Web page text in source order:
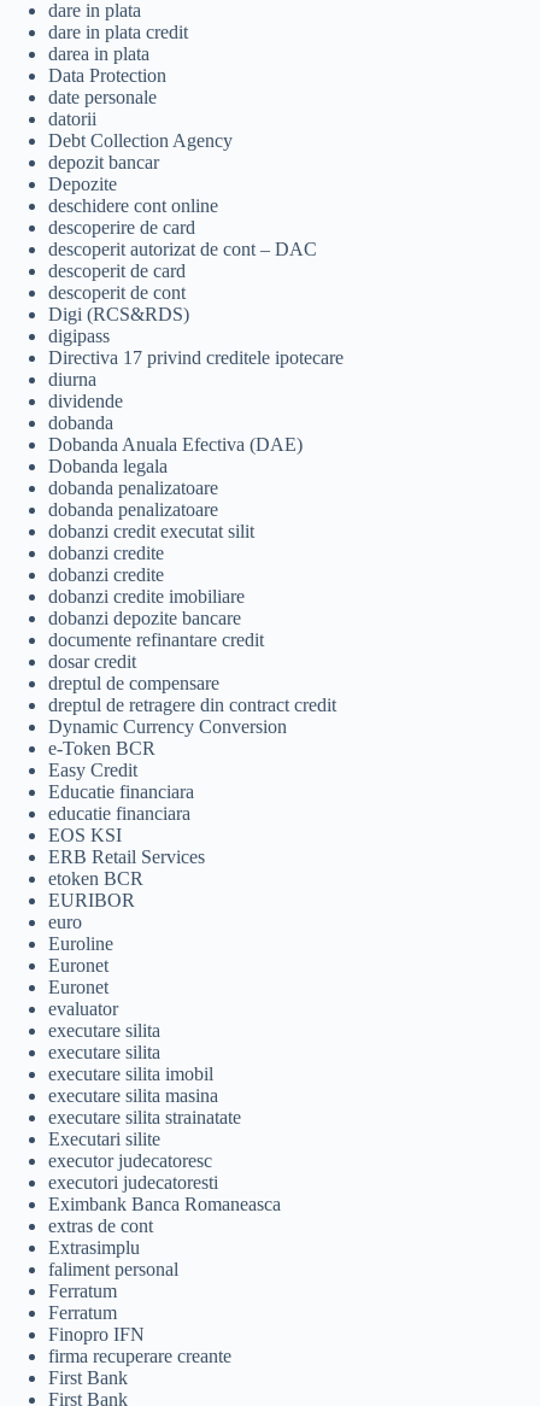
dare in plata
dare in plata credit
darea in plata
Data Protection
date personale
datorii
Debt Collection Agency
depozit bancar
Depozite
deschidere cont online
descoperire de card
descoperit autorizat de cont – DAC
descoperit de card
descoperit de cont
Digi (RCS&RDS)
digipass
Directiva 17 privind creditele ipotecare
diurna
dividende
dobanda
Dobanda Anuala Efectiva (DAE)
Dobanda legala
dobanda penalizatoare
dobanda penalizatoare
dobanzi credit executat silit
dobanzi credite
dobanzi credite
dobanzi credite imobiliare
dobanzi depozite bancare
documente refinantare credit
dosar credit
dreptul de compensare
dreptul de retragere din contract credit
Dynamic Currency Conversion
e-Token BCR
Easy Credit
Educatie financiara
educatie financiara
EOS KSI
ERB Retail Services
etoken BCR
EURIBOR
euro
Euroline
Euronet
Euronet
evaluator
executare silita
executare silita
executare silita imobil
executare silita masina
executare silita strainatate
Executari silite
executor judecatoresc
executori judecatoresti
Eximbank Banca Romaneasca
extras de cont
Extrasimplu
faliment personal
Ferratum
Ferratum
Finopro IFN
firma recuperare creante
First Bank
First Bank